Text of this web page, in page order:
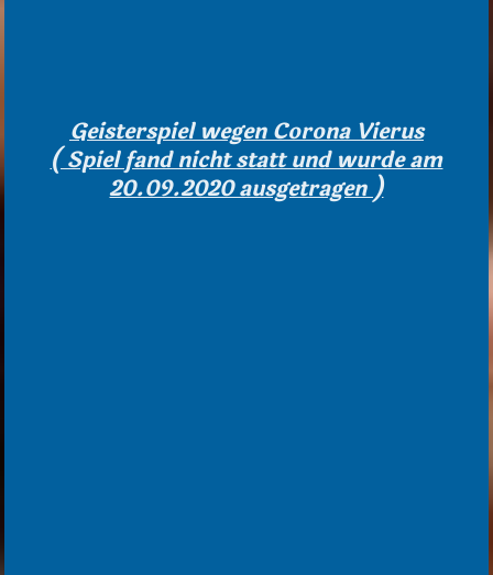
Geisterspiel wegen Corona Vierus
( Spiel fand nicht statt und wurde am
20.09.2020 ausgetragen )